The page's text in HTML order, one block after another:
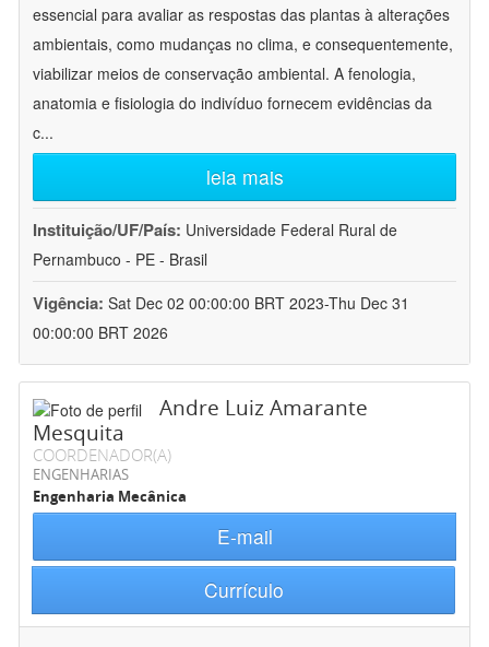
essencial para avaliar as respostas das plantas à alterações
ambientais, como mudanças no clima, e consequentemente,
viabilizar meios de conservação ambiental. A fenologia,
anatomia e fisiologia do indivíduo fornecem evidências da
c...
leia mais
Instituição/UF/País: Universidade Federal Rural de
Pernambuco - PE - Brasil
Vigência: Sat Dec 02 00:00:00 BRT 2023-Thu Dec 31
00:00:00 BRT 2026
Andre Luiz Amarante
Mesquita
COORDENADOR(A)
ENGENHARIAS
Engenharia Mecânica
E-mail
Currículo